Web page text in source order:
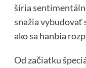
šíria
snažia vybudovať
ako sa hanbia
Od začiatku